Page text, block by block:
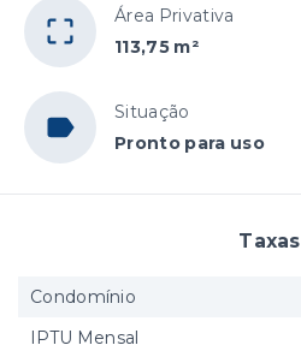
Área Privativa
113,75 m²
Situação
Pronto para uso
Taxas
Condomínio
IPTU Mensal